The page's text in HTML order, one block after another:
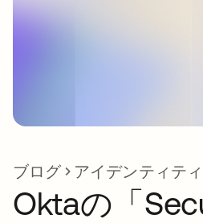
ブログ アイデンティテ
Oktaの「